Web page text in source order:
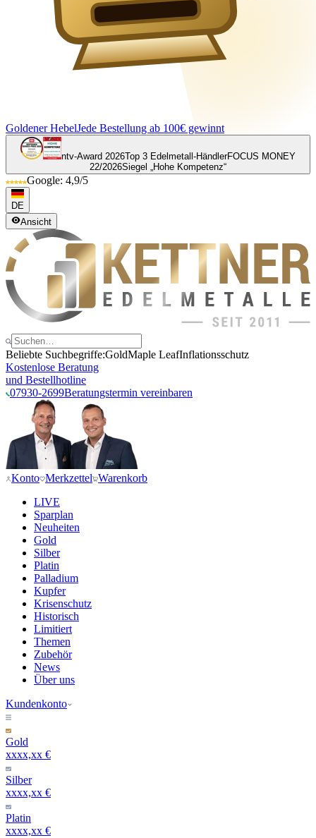
Goldener HebelJede Bestellung ab 100€ gewinnt
ntv-Award 2026Top 3 Edelmetall-HändlerFOCUS MONEY
22/2026Siegel „Hohe Kompetenz“
Google: 4,9/5
DE
Ansicht
Beliebte Suchbegriffe:GoldMaple LeafInflationsschutz
Kostenlose Beratung
und Bestellhotline
07930-2699Beratungstermin vereinbaren
Konto Merkzettel Warenkorb
LIVE
Sparplan
Neuheiten
Gold
Silber
Platin
Palladium
Kupfer
Krisenschutz
Historisch
Limitiert
Themen
Zubehör
News
Über uns
Kundenkonto
Gold
xxxx,xx €
Silber
xxxx,xx €
Platin
xxxx,xx €